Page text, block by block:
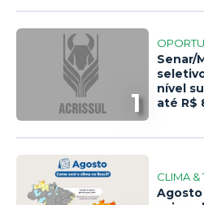
1
Senar/
nível
até R$
CLIMA &